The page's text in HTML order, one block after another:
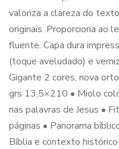
valoriza a clareza do
originais. Proporciona ao
fluente. Capa dura
(toque aveludado) e
Gigante 2 cores, nova
grs 13,5×210 • Miolo
nas palavras de Jesus •
páginas • Panorama
Bíblia e contexto